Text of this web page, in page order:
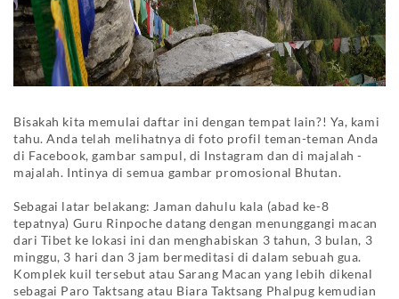
Bisakah kita memulai daftar ini dengan tempat lain?! Ya, kami
tahu. Anda telah melihatnya di foto profil teman-teman Anda
di Facebook, gambar sampul, di Instagram dan di majalah -
majalah. Intinya di semua gambar promosional Bhutan.
Sebagai latar belakang: Jaman dahulu kala (abad ke-8
tepatnya) Guru Rinpoche datang dengan menunggangi macan
dari Tibet ke lokasi ini dan menghabiskan 3 tahun, 3 bulan, 3
minggu, 3 hari dan 3 jam bermeditasi di dalam sebuah gua.
Komplek kuil tersebut atau Sarang Macan yang lebih dikenal
sebagai Paro Taktsang atau Biara Taktsang Phalpug kemudian